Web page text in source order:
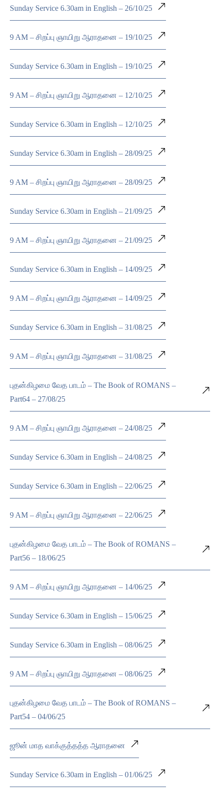
Sunday Service 6.30am in English – 26/10/25
9 AM – சிறப்பு ஞாயிறு ஆராதனை – 19/10/25
Sunday Service 6.30am in English – 19/10/25
9 AM – சிறப்பு ஞாயிறு ஆராதனை – 12/10/25
Sunday Service 6.30am in English – 12/10/25
Sunday Service 6.30am in English – 28/09/25
9 AM – சிறப்பு ஞாயிறு ஆராதனை – 28/09/25
Sunday Service 6.30am in English – 21/09/25
9 AM – சிறப்பு ஞாயிறு ஆராதனை – 21/09/25
Sunday Service 6.30am in English – 14/09/25
9 AM – சிறப்பு ஞாயிறு ஆராதனை – 14/09/25
Sunday Service 6.30am in English – 31/08/25
9 AM – சிறப்பு ஞாயிறு ஆராதனை – 31/08/25
புதன்கிழமை வேத பாடம் – The Book of ROMANS –
Part64 – 27/08/25
9 AM – சிறப்பு ஞாயிறு ஆராதனை – 24/08/25
Sunday Service 6.30am in English – 24/08/25
Sunday Service 6.30am in English – 22/06/25
9 AM – சிறப்பு ஞாயிறு ஆராதனை – 22/06/25
புதன்கிழமை வேத பாடம் – The Book of ROMANS –
Part56 – 18/06/25
9 AM – சிறப்பு ஞாயிறு ஆராதனை – 14/06/25
Sunday Service 6.30am in English – 15/06/25
Sunday Service 6.30am in English – 08/06/25
9 AM – சிறப்பு ஞாயிறு ஆராதனை – 08/06/25
புதன்கிழமை வேத பாடம் – The Book of ROMANS –
Part54 – 04/06/25
ஜூன் மாத வாக்குத்தத்த ஆராதனை
Sunday Service 6.30am in English – 01/06/25